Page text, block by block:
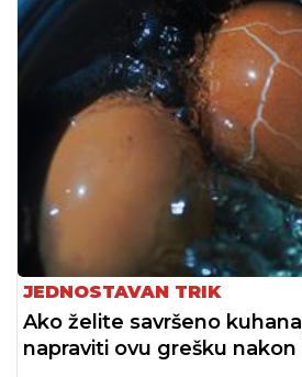
JEDNOSTAVAN TRIK
Ako želite savršeno
napraviti ovu grešku nakon